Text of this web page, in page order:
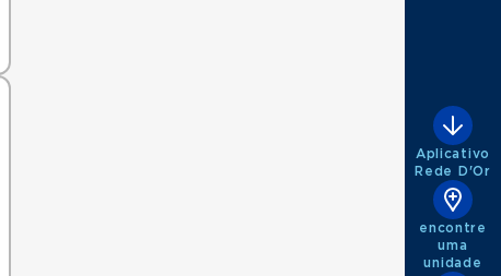
Aplicativo
Rede D'Or
encontre
uma
unidade